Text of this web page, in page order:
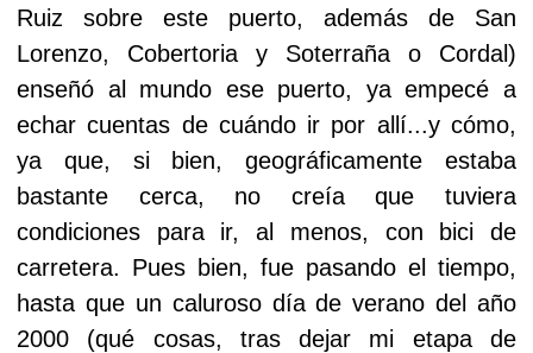
Ruiz sobre este puerto, además de San
Lorenzo, Cobertoria y Soterraña o Cordal)
enseñó al mundo ese puerto, ya empecé a
echar cuentas de cuándo ir por allí...y cómo,
ya que, si bien, geográficamente estaba
bastante cerca, no creía que tuviera
condiciones para ir, al menos, con bici de
carretera. Pues bien, fue pasando el tiempo,
hasta que un caluroso día de verano del año
2000 (qué cosas, tras dejar mi etapa de